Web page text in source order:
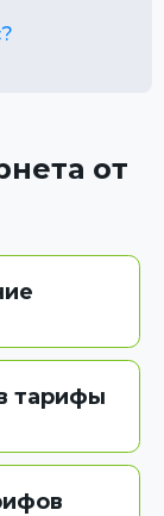
от
тарифы